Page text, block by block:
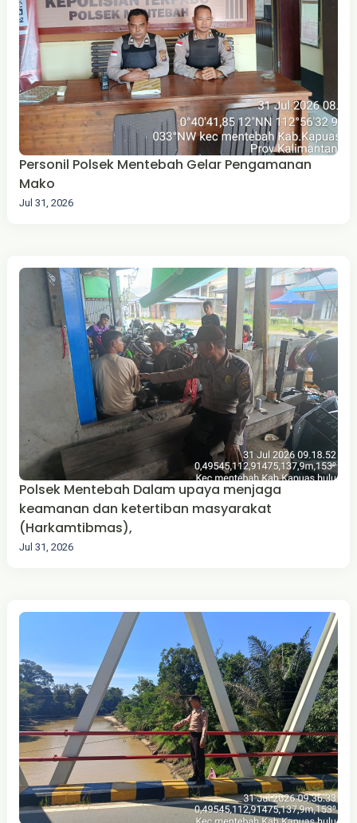
Personil Polsek Mentebah Gelar Pengamanan
Mako
Jul 31, 2026
Polsek Mentebah Dalam upaya menjaga
keamanan dan ketertiban masyarakat
(Harkamtibmas),
Jul 31, 2026